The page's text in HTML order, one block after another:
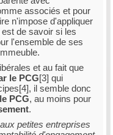
associés et pour
n'impose d'appliquer
de savoir si les
l'ensemble de ses
et au fait que
le PCG[3] qui
il semble donc
PCG, au moins pour
.
petites entreprises